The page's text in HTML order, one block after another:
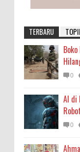
TERBARU
0
AI di
0